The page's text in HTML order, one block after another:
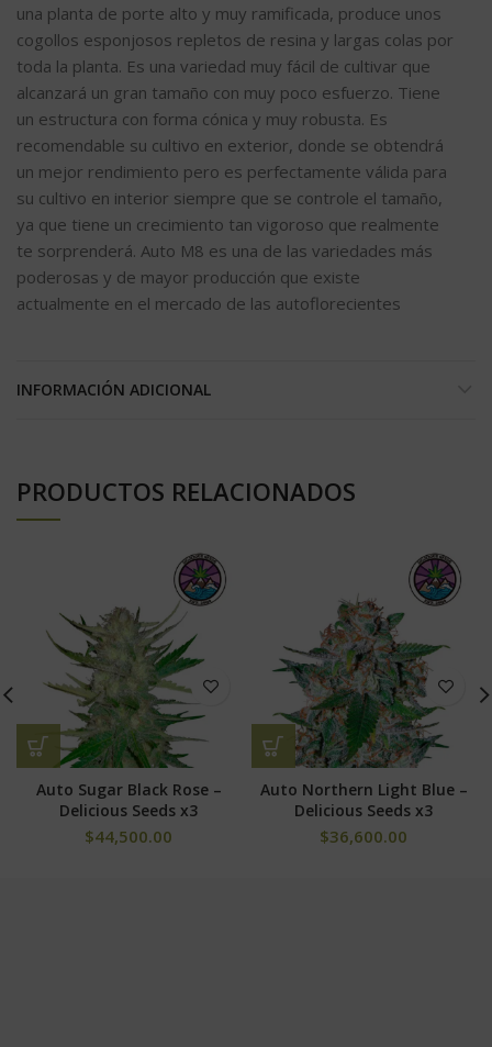
una planta de porte alto y muy ramificada, produce unos
cogollos esponjosos repletos de resina y largas colas por
toda la planta. Es una variedad muy fácil de cultivar que
alcanzará un gran tamaño con muy poco esfuerzo. Tiene
un estructura con forma cónica y muy robusta. Es
recomendable su cultivo en exterior, donde se obtendrá
un mejor rendimiento pero es perfectamente válida para
su cultivo en interior siempre que se controle el tamaño,
ya que tiene un crecimiento tan vigoroso que realmente
te sorprenderá. Auto M8 es una de las variedades más
poderosas y de mayor producción que existe
actualmente en el mercado de las autoflorecientes
INFORMACIÓN ADICIONAL
PRODUCTOS RELACIONADOS
Auto Sugar Black Rose –
Delicious Seeds x3
$44,500.00
Auto Northern Light Blue –
Delicious Seeds x3
$36,600.00